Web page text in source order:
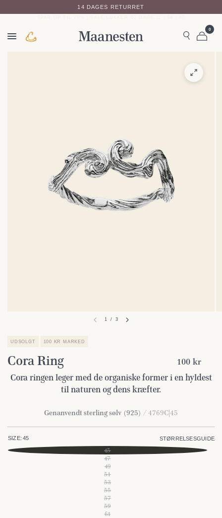
14 DAGES RETURRET
0
1 / 3
UDSOLGT 100 KR MARKED
Cora Ring
100 kr
Cora ringen leger med de organiske former i en hyldest
til naturen og dens kræfter.
Genanvendt sterling sølv (925) / 4769C|45
SIZE: 45 STØRRELSESGUIDE
45
47
49
51
53
55
57
59
61